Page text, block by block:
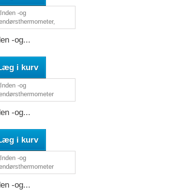
-og...
i kurv
-og...
i kurv
-og...